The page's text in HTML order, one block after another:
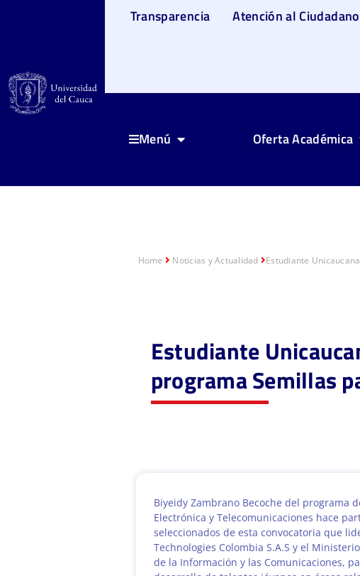
Transparencia Atención al Ciudadano
Menú Oferta Académica
Home Noticias y Actualidad Estudiante
Estudiante
programa Semillas
Biyeidy Zambrano Becoche del programa
Electrónica y Telecomunicaciones hace
seleccionados de esta convocatoria que
Technologies Colombia S.A.S y el
de la Información y las Comunicaciones,